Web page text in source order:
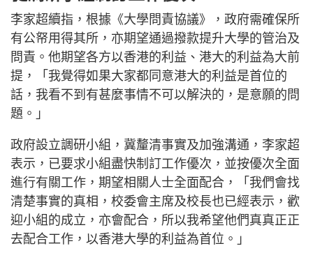
李家超續指，根據《大學問責協議》，政府需確保所
有公帑用得其所，亦期望通過撥款提升大學的管治及
問責。他期望各方以香港的利益、港大的利益為大前
提，「我覺得如果大家都同意港大的利益是首位的
話，我看不到有甚麼事情不可以解決的，是意願的問
題。」
政府設立調研小組，冀釐清事實及加強溝通，李家超
表示，已要求小組盡快制訂工作優次，並按優次全面
進行有關工作，期望相關人士全面配合，「我們會找
清楚事實的真相，校委會主席及校長也已經表示，歡
迎小組的成立，亦會配合，所以我希望他們真真正正
去配合工作，以香港大學的利益為首位。」